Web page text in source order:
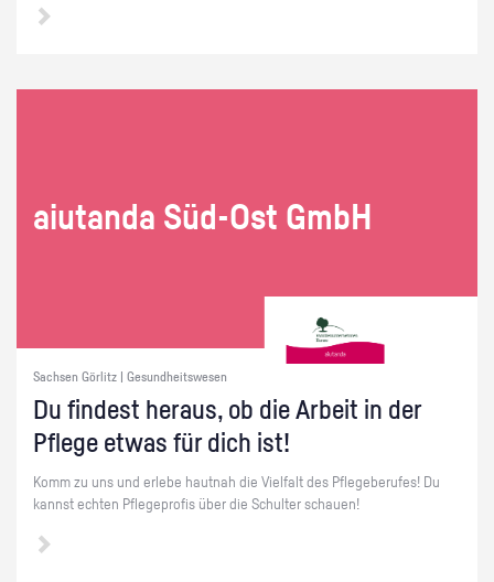
ai­utan­da Süd-Ost GmbH
Sachsen Görlitz | Gesundheitswesen
Du fin­dest her­aus, ob die Ar­beit in der
Pfle­ge etwas für dich ist!
Komm zu uns und er­le­be haut­nah die Viel­falt des Pfle­ge­be­ru­fes! Du
kannst ech­ten Pfle­ge­pro­fis über die Schul­ter schau­en!